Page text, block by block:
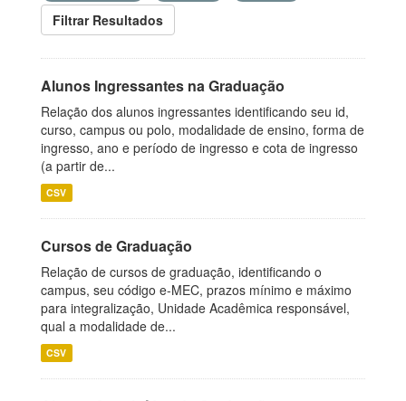
Filtrar Resultados
Alunos Ingressantes na Graduação
Relação dos alunos ingressantes identificando seu id,
curso, campus ou polo, modalidade de ensino, forma de
ingresso, ano e período de ingresso e cota de ingresso
(a partir de...
CSV
Cursos de Graduação
Relação de cursos de graduação, identificando o
campus, seu código e-MEC, prazos mínimo e máximo
para integralização, Unidade Acadêmica responsável,
qual a modalidade de...
CSV